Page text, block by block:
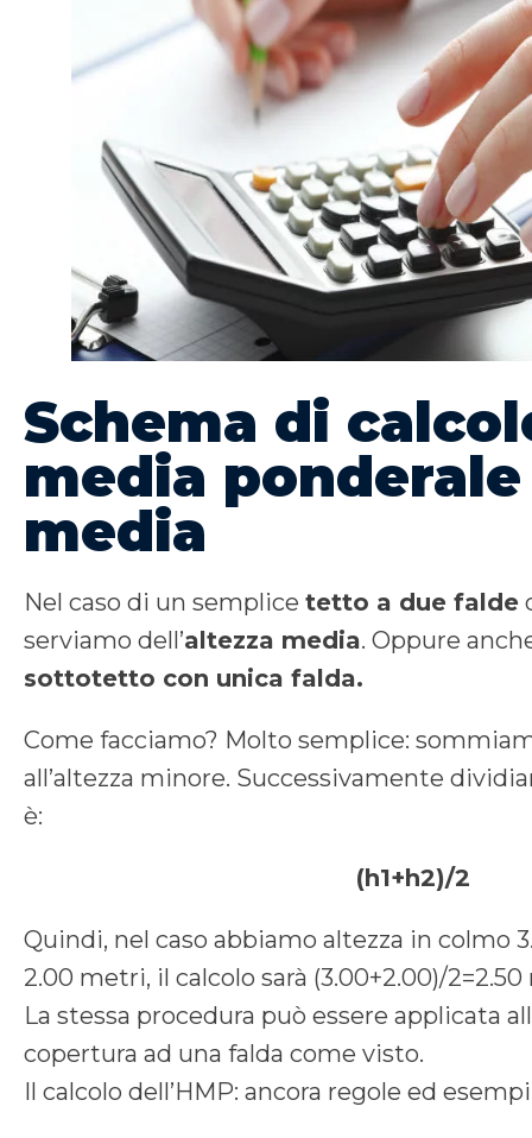
Schema di
media
media
Nel caso di un semplice tetto a due falde
serviamo dell’altezza media. Oppure
sottotetto con unica falda.
Come facciamo? Molto semplice:
all’altezza minore. Successivamente
è:
(h1+h2)/2
Quindi, nel caso abbiamo altezza in colmo
2.00 metri, il calcolo sarà (3.00+2.00)/2=2.50
La stessa procedura può essere applicata
copertura ad una falda come visto.
Il calcolo dell’HMP: ancora regole ed